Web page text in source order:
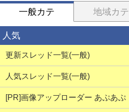
一般カテ 地域カテ
人気
更新スレッド一覧(一般)
人気スレッド一覧(一般)
[PR]画像アップローダー あぷあぷ